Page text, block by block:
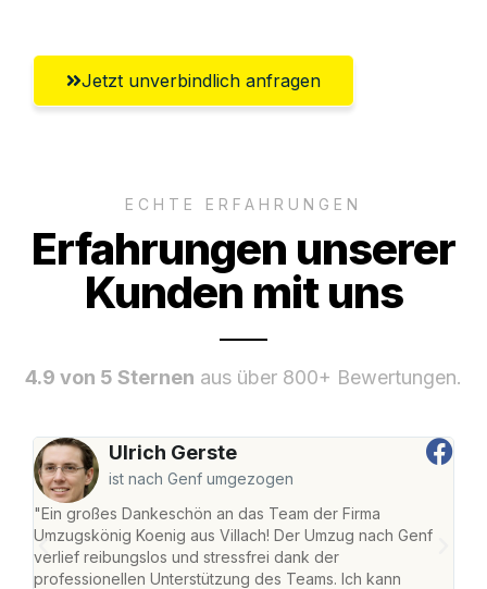
Jetzt unverbindlich anfragen
ECHTE ERFAHRUNGEN
Erfahrungen unserer
Kunden mit uns
4.9 von 5 Sternen aus über 800+ Bewertungen.
Ulrich Gerste
ist nach Genf umgezogen
"Ein großes Dankeschön an das Team der Firma
Umzugskönig Koenig aus Villach! Der Umzug nach Genf
verlief reibungslos und stressfrei dank der
professionellen Unterstützung des Teams. Ich kann